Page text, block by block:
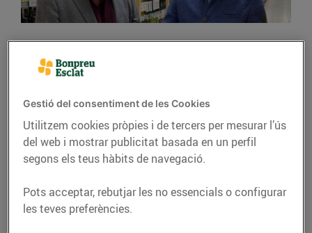
Bonpreu i Esclat i els
Premis Vinari, sis anys
d’aliança estratègica
per la promoció dels
vins catalans
29/d’octubre/2021
Bonpreu i Esclat i els Premis Vinari han sumat
Gestió del consentiment de les Cookies
Utilitzem cookies pròpies i de tercers per mesurar l’ús
del web i mostrar publicitat basada en un perfil
segons els teus hàbits de navegació.
Pots acceptar, rebutjar les no essencials o configurar
les teves preferències.